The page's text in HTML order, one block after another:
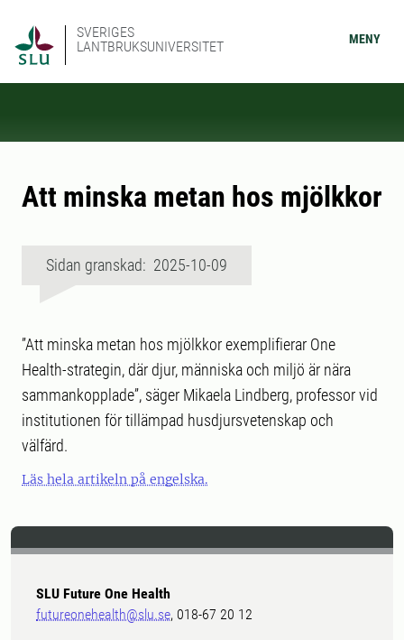
SVERIGES
LANTBRUKSUNIVERSITET
MENY
Att minska metan hos mjölkkor
Sidan granskad: 2025-10-09
”Att minska metan hos mjölkkor exemplifierar One
Health-strategin, där djur, människa och miljö är nära
sammankopplade”, säger Mikaela Lindberg, professor vid
institutionen för tillämpad husdjursvetenskap och
välfärd.
Läs hela artikeln på engelska.
SLU Future One Health
futureonehealth@slu.se, 018-67 20 12